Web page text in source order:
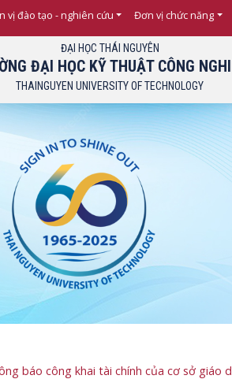
vị đào tạo - nghiên cứu Đơn vị chức năng
Thông báo Ngưỡng điểm xét
ĐẠI HỌC THÁI NGUYÊN
ĐẠI HỌC KỸ THUẬT CÔNG
THAINGUYEN UNIVERSITY OF TECHNOLOGY
báo công khai tài chính của cơ sở giáo